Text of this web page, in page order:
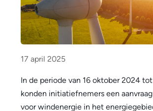
17 april 2025
In de periode van 16 oktober 2024
konden initiatiefnemers een
voor windenergie in het